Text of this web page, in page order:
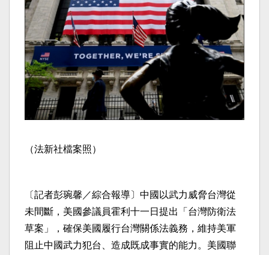
（法新社檔案照）
〔記者彭琬馨／綜合報導〕中國以武力威脅台灣從
未間斷，美國參議員霍利十一日提出「台灣防衛法
草案」，確保美國履行台灣關係法義務，維持美軍
阻止中國武力犯台、造成既成事實的能力。美國聯